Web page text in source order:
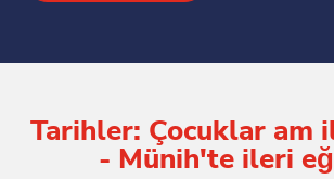
Tarihler: Çocuklar am
- Münih'te ileri